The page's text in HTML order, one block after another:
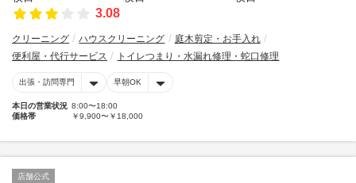
3.08
クリーニング ハウスクリーニング
庭木剪定・お手入れ
便利屋・代行サービス
トイレつまり・水漏れ修理・蛇口修理
出張・訪問専門 早朝OK
本日の営業状況 8:00〜18:00
価格帯
￥9,900〜￥18,000
店舗公式